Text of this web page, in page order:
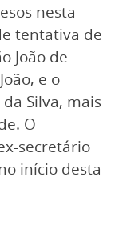
nesta
tentativa de
João de
e o
Silva, mais
O
secretário
início desta